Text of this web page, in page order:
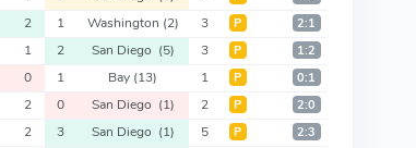
2 1 Washington (2) 3 Р 2:1
1 2 San Diego (5) 3 Р 1:2
0 1 Bay (13) 1 Р 0:1
2 0 San Diego (1) 2 Р 2:0
2 3 San Diego (1) 5 Р 2:3